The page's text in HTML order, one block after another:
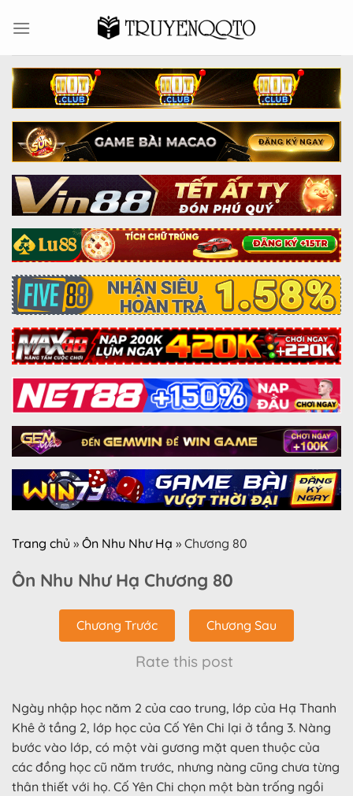
Trang chủ » Ôn Nhu Như Hạ » Chương 80
Ôn Nhu Như Hạ Chương 80
Chương Trước Chương Sau
Rate this post
Ngày nhập học năm 2 của cao trung, lớp của Hạ Thanh
Khê ở tầng 2, lớp học của Cố Yên Chi lại ở tầng 3. Nàng
bước vào lớp, có một vài gương mặt quen thuộc của
các đồng học cũ năm trước, nhưng nàng cũng chưa từng
thân thiết với họ. Cố Yên Chi chọn một bàn trống ngồi